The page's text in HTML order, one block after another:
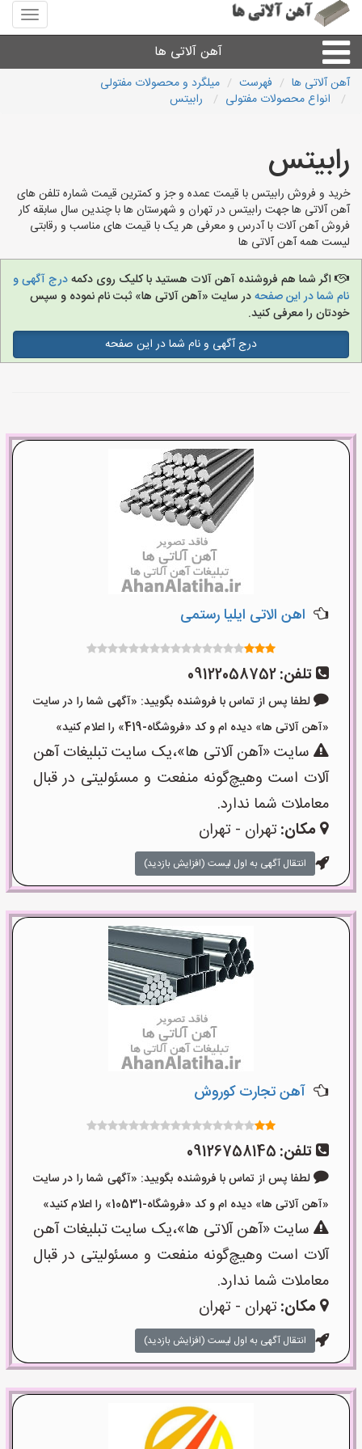
منوی
سایت
آلاتی
آهن آلاتی ها
میلگرد نبشی،مفتول
لوله و اتصالات
آهن آلاتی های شهرها
آهن آلاتی ها فهرست
میلگرد و محصولات مفتولی
انواع محصولات مفتولی
رابیتس
رابیتس
خرید و فروش رابیتس با قیمت عمده و جز و کمترین قیمت شماره تلفن های
آهن آلاتی ها جهت رابیتس در تهران و شهرستان ها با چندین سال سابقه کار
فروش آهن آلات با آدرس و معرفی هر یک با قیمت های مناسب و رقابتی
لیست همه آهن آلاتی ها
اگر شما هم فروشنده آهن آلات هستید با کلیک روی دکمهدرج آگهی و
نام شما در این صفحهدر سایت «آهن آلاتی ها» ثبت نام نموده و سپس
خودتان را معرفی کنید.
درج آگهی و نام شما در این صفحه
اهن الاتی ایلیا رستمی
تلفن:09122058752
لطفا پس از تماس با فروشنده بگویید: «آگهی شما را در سایت
«آهن آلاتی ها» دیده ام و کد «فروشگاه-419» را اعلام کنید»
سایت «آهن آلاتی ها»،یک سایت تبلیغات آهن
آلات است وهیچ‌گونه منفعت و مسئولیتی در قبال
معاملات شما ندارد.
مکان:تهران - تهران
انتقال آگهی به اول لیست (افزایش بازدید)
آهن تجارت کوروش
تلفن: 09126758145
لطفا پس از تماس با فروشنده بگویید: «آگهی شما را در سایت
«آهن آلاتی ها» دیده ام و کد «فروشگاه-10531» را اعلام کنید»
سایت «آهن آلاتی ها»،یک سایت تبلیغات آهن
آلات است وهیچ‌گونه منفعت و مسئولیتی در قبال
معاملات شما ندارد.
مکان:تهران - تهران
انتقال آگهی به اول لیست (افزایش بازدید)